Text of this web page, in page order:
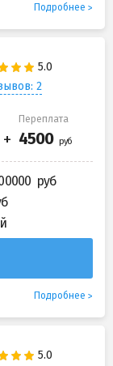
Подробнее
2
Переплата
Подробнее